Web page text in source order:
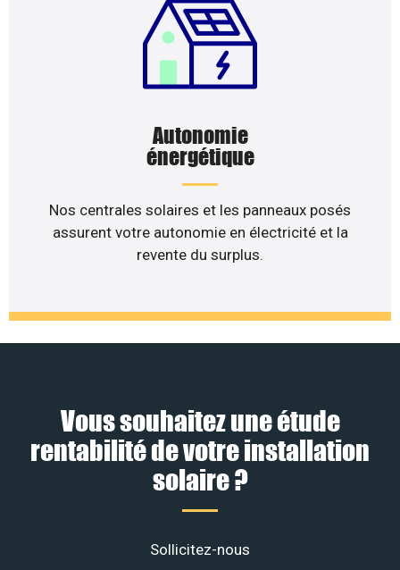
Autonomie
énergétique
Nos centrales solaires et les panneaux posés
assurent votre autonomie en électricité et la
revente du surplus.
Vous souhaitez une étude
rentabilité de votre installation
solaire ?
Sollicitez-nous